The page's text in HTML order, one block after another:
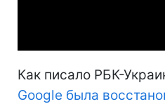
Как писало РБК-
Google была